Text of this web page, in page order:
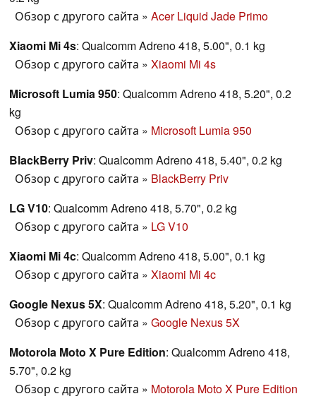
Обзор с другого сайта » Acer Liquid Jade Primo
Xiaomi Mi 4s: Qualcomm Adreno 418, 5.00", 0.1 kg
Обзор с другого сайта » Xiaomi Mi 4s
Microsoft Lumia 950: Qualcomm Adreno 418, 5.20", 0.2
kg
Обзор с другого сайта » Microsoft Lumia 950
BlackBerry Priv: Qualcomm Adreno 418, 5.40", 0.2 kg
Обзор с другого сайта » BlackBerry Priv
LG V10: Qualcomm Adreno 418, 5.70", 0.2 kg
Обзор с другого сайта » LG V10
Xiaomi Mi 4c: Qualcomm Adreno 418, 5.00", 0.1 kg
Обзор с другого сайта » Xiaomi Mi 4c
Google Nexus 5X: Qualcomm Adreno 418, 5.20", 0.1 kg
Обзор с другого сайта » Google Nexus 5X
Motorola Moto X Pure Edition: Qualcomm Adreno 418,
5.70", 0.2 kg
Обзор с другого сайта » Motorola Moto X Pure Edition